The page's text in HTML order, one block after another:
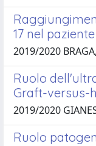
17 nel
2019/2020
Ruolo
Graft-versus-
2019/2020
Ruolo